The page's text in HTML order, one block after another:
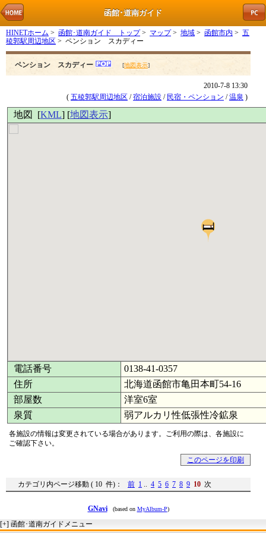
函館･道南ガイド
HINETホーム > 函館･道南ガイド トップ> マップ> 地域 > 函館市内 > 五
稜郭駅周辺地区 > ペンション スカディー
ペンション スカディー [地図表示]
2010-7-8 13:30
( 五稜郭駅周辺地区 /宿泊施設 / 民宿・ペンション /温泉 )
地図 [KML] [地図表示]
電話番号
0138-41-0357
住所
北海道函館市亀田本町54-16
部屋数
洋室6室
泉質
弱アルカリ性低張性冷鉱泉
各施設の情報は変更されている場合があります。ご利用の際は、各施設に
ご確認下さい。
このページを印刷
カテゴリ内ページ移動 ( 10 件)： 前 1 .. 4 5 6 7 8 9 10 次
GNavi (based on MyAlbum-P)
[+] 函館･道南ガイドメニュー